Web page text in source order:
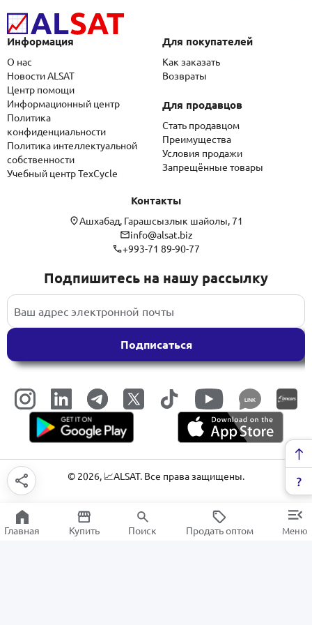
Информация
О нас
Новости ALSAT
Центр помощи
Информационный центр
Политика
конфиденциальности
Политика интеллектуальной
собственности
Учебный центр TexCycle
Для покупателей
Как заказать
Возвраты
Для продавцов
Стать продавцом
Преимущества
Условия продажи
Запрещённые товары
Контакты
Ашхабад, Гарашсызлык шайолы, 71
info@alsat.biz
+993-71 89-90-77
Подпишитесь на нашу рассылку
Подписаться
LINK
© 2026, 📈ALSAT. Все права защищены.
Главная Купить Поиск Продать оптом Меню